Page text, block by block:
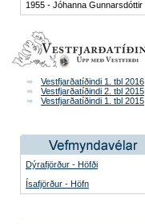
1955 - Jóhanna Gunnarsdóttir
Vestfjarðatíðindi 1. tbl 2016
Vestfjarðatíðindi 2. tbl 2015
Vestfjarðatíðindi 1. tbl 2015
Dýrafjörður - Höfði
Ísafjörður - Höfn